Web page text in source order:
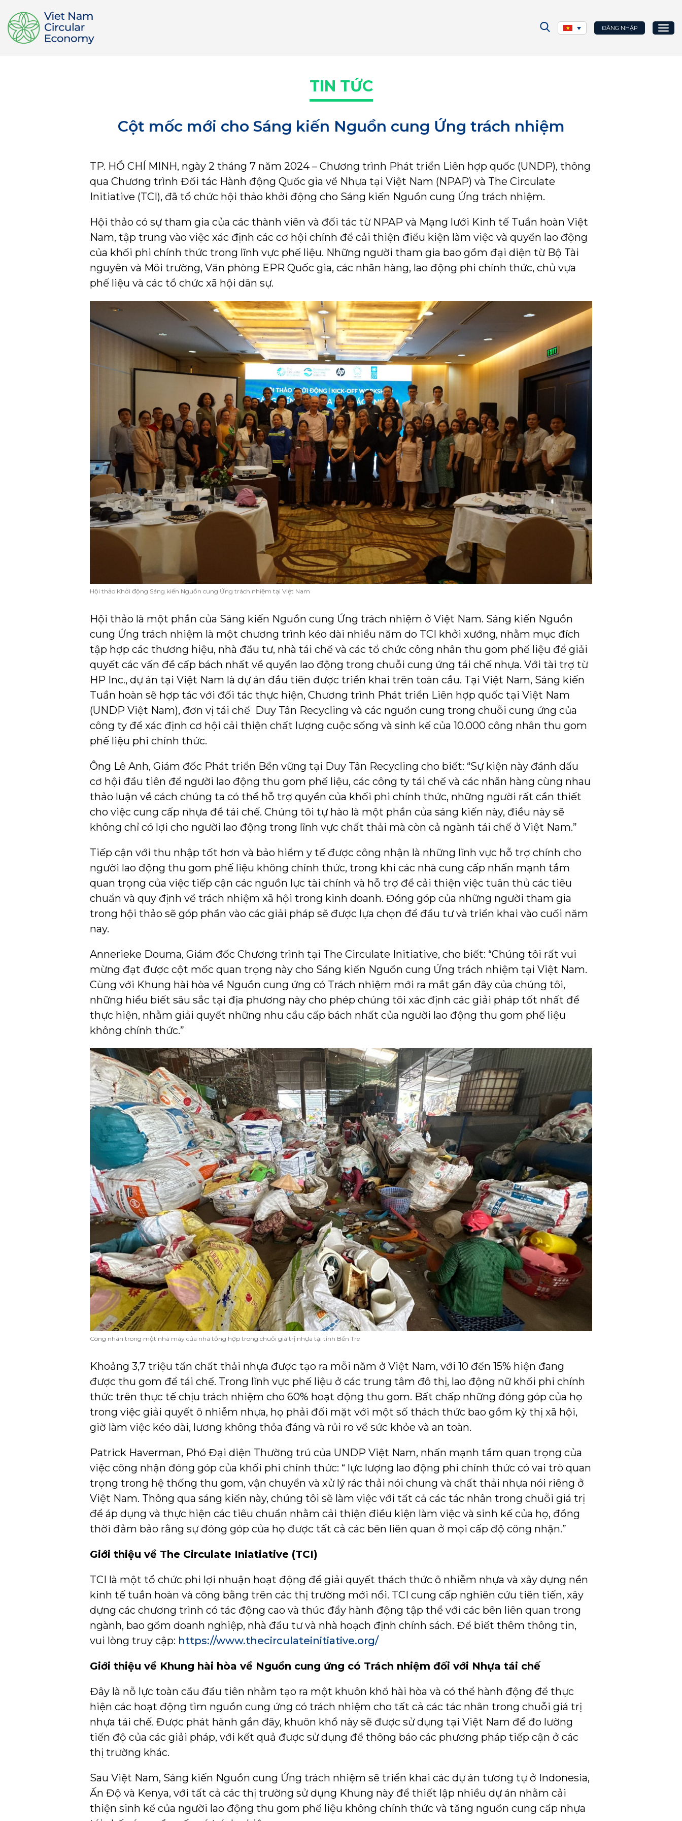
ĐĂNG NHẬP
TIN TỨC
Cột mốc mới cho Sáng kiến Nguồn cung Ứng trách nhiệm
TP. HỒ CHÍ MINH, ngày 2 tháng 7 năm 2024 – Chương trình Phát triển Liên hợp quốc (UNDP), thông
qua Chương trình Đối tác Hành động Quốc gia về Nhựa tại Việt Nam (NPAP) và The Circulate
Initiative (TCI), đã tổ chức hội thảo khởi động cho Sáng kiến Nguồn cung Ứng trách nhiệm.
Hội thảo có sự tham gia của các thành viên và đối tác từ NPAP và Mạng lưới Kinh tế Tuần hoàn Việt
Nam, tập trung vào việc xác định các cơ hội chính để cải thiện điều kiện làm việc và quyền lao động
của khối phi chính thức trong lĩnh vực phế liệu. Những người tham gia bao gồm đại diện từ Bộ Tài
nguyên và Môi trường, Văn phòng EPR Quốc gia, các nhãn hàng, lao động phi chính thức, chủ vựa
phế liệu và các tổ chức xã hội dân sự.
Hội thảo Khởi động Sáng kiến Nguồn cung Ứng trách nhiệm tại Việt Nam
Hội thảo là một phần của Sáng kiến Nguồn cung Ứng trách nhiệm ở Việt Nam. Sáng kiến Nguồn
cung Ứng trách nhiệm là một chương trình kéo dài nhiều năm do TCI khởi xướng, nhằm mục đích
tập hợp các thương hiệu, nhà đầu tư, nhà tái chế và các tổ chức công nhân thu gom phế liệu để giải
quyết các vấn đề cấp bách nhất về quyền lao động trong chuỗi cung ứng tái chế nhựa. Với tài trợ từ
HP Inc., dự án tại Việt Nam là dự án đầu tiên được triển khai trên toàn cầu. Tại Việt Nam, Sáng kiến
Tuần hoàn sẽ hợp tác với đối tác thực hiện, Chương trình Phát triển Liên hợp quốc tại Việt Nam
(UNDP Việt Nam), đơn vị tái chế Duy Tân Recycling và các nguồn cung trong chuỗi cung ứng của
công ty để xác định cơ hội cải thiện chất lượng cuộc sống và sinh kế của 10.000 công nhân thu gom
phế liệu phi chính thức.
Ông Lê Anh, Giám đốc Phát triển Bền vững tại Duy Tân Recycling cho biết: “Sự kiện này đánh dấu
cơ hội đầu tiên để người lao động thu gom phế liệu, các công ty tái chế và các nhãn hàng cùng nhau
thảo luận về cách chúng ta có thể hỗ trợ quyền của khối phi chính thức, những người rất cần thiết
cho việc cung cấp nhựa để tái chế. Chúng tôi tự hào là một phần của sáng kiến này, điều này sẽ
không chỉ có lợi cho người lao động trong lĩnh vực chất thải mà còn cả ngành tái chế ở Việt Nam.”
Tiếp cận với thu nhập tốt hơn và bảo hiểm y tế được công nhận là những lĩnh vực hỗ trợ chính cho
người lao động thu gom phế liệu không chính thức, trong khi các nhà cung cấp nhấn mạnh tầm
quan trọng của việc tiếp cận các nguồn lực tài chính và hỗ trợ để cải thiện việc tuân thủ các tiêu
chuẩn và quy định về trách nhiệm xã hội trong kinh doanh. Đóng góp của những người tham gia
trong hội thảo sẽ góp phần vào các giải pháp sẽ được lựa chọn để đầu tư và triển khai vào cuối năm
nay.
Annerieke Douma, Giám đốc Chương trình tại The Circulate Initiative, cho biết: “Chúng tôi rất vui
mừng đạt được cột mốc quan trọng này cho Sáng kiến Nguồn cung Ứng trách nhiệm tại Việt Nam.
Cùng với Khung hài hòa về Nguồn cung ứng có Trách nhiệm mới ra mắt gần đây của chúng tôi,
những hiểu biết sâu sắc tại địa phương này cho phép chúng tôi xác định các giải pháp tốt nhất để
thực hiện, nhằm giải quyết những nhu cầu cấp bách nhất của người lao động thu gom phế liệu
không chính thức.”
Công nhân trong một nhà máy của nhà tổng hợp trong chuỗi giá trị nhựa tại tỉnh Bến Tre
Khoảng 3,7 triệu tấn chất thải nhựa được tạo ra mỗi năm ở Việt Nam, với 10 đến 15% hiện đang
được thu gom để tái chế. Trong lĩnh vực phế liệu ở các trung tâm đô thị, lao động nữ khối phi chính
thức trên thực tế chịu trách nhiệm cho 60% hoạt động thu gom. Bất chấp những đóng góp của họ
trong việc giải quyết ô nhiễm nhựa, họ phải đối mặt với một số thách thức bao gồm kỳ thị xã hội,
giờ làm việc kéo dài, lương không thỏa đáng và rủi ro về sức khỏe và an toàn.
Patrick Haverman, Phó Đại diện Thường trú của UNDP Việt Nam, nhấn mạnh tầm quan trọng của
việc công nhận đóng góp của khối phi chính thức: “ lực lượng lao động phi chính thức có vai trò quan
trọng trong hệ thống thu gom, vận chuyển và xử lý rác thải nói chung và chất thải nhựa nói riêng ở
Việt Nam. Thông qua sáng kiến này, chúng tôi sẽ làm việc với tất cả các tác nhân trong chuỗi giá trị
để áp dụng và thực hiện các tiêu chuẩn nhằm cải thiện điều kiện làm việc và sinh kế của họ, đồng
thời đảm bảo rằng sự đóng góp của họ được tất cả các bên liên quan ở mọi cấp độ công nhận.”
Giới thiệu về The Circulate Iniatiative (TCI)
TCI là một tổ chức phi lợi nhuận hoạt động để giải quyết thách thức ô nhiễm nhựa và xây dựng nền
kinh tế tuần hoàn và công bằng trên các thị trường mới nổi. TCI cung cấp nghiên cứu tiên tiến, xây
dựng các chương trình có tác động cao và thúc đẩy hành động tập thể với các bên liên quan trong
ngành, bao gồm doanh nghiệp, nhà đầu tư và nhà hoạch định chính sách. Để biết thêm thông tin,
vui lòng truy cập: https://www.thecirculateinitiative.org/
Giới thiệu về Khung hài hòa về Nguồn cung ứng có Trách nhiệm đối với Nhựa tái chế
Đây là nỗ lực toàn cầu đầu tiên nhằm tạo ra một khuôn khổ hài hòa và có thể hành động để thực
hiện các hoạt động tìm nguồn cung ứng có trách nhiệm cho tất cả các tác nhân trong chuỗi giá trị
nhựa tái chế. Được phát hành gần đây, khuôn khổ này sẽ được sử dụng tại Việt Nam để đo lường
tiến độ của các giải pháp, với kết quả được sử dụng để thông báo các phương pháp tiếp cận ở các
thị trường khác.
Sau Việt Nam, Sáng kiến Nguồn cung Ứng trách nhiệm sẽ triển khai các dự án tương tự ở Indonesia,
Ấn Độ và Kenya, với tất cả các thị trường sử dụng Khung này để thiết lập nhiều dự án nhằm cải
thiện sinh kế của người lao động thu gom phế liệu không chính thức và tăng nguồn cung cấp nhựa